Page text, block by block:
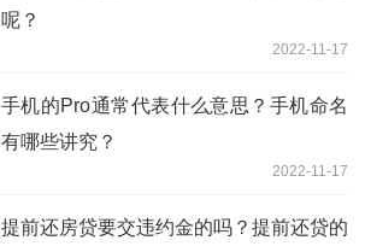
呢？
2022-11-17
手机的Pro通常代表什么意思？手机命名
有哪些讲究？
2022-11-17
提前还房贷要交违约金的吗？提前还贷的